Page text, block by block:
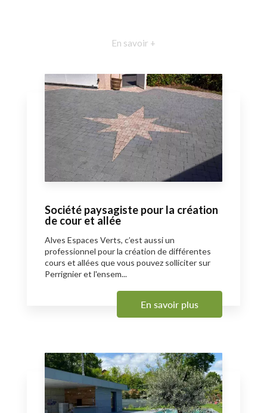
En savoir +
Société paysagiste pour la création
de cour et allée
Alves Espaces Verts, c’est aussi un
professionnel pour la création de différentes
cours et allées que vous pouvez solliciter sur
Perrignier et l'ensem...
En savoir plus